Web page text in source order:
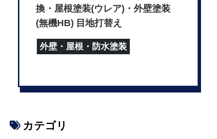
換・屋根塗装(ウレア)・外壁塗装
(無機HB) 目地打替え
外壁・屋根・防水塗装
カテゴリ